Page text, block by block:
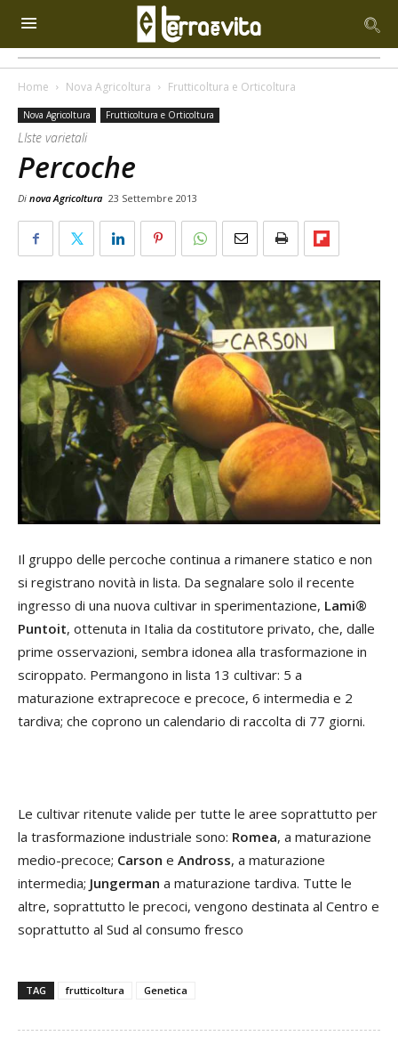
Home Nova Agricoltura Frutticoltura e Orticoltura
Nova Agricoltura Frutticoltura e Orticoltura
LIste varietali
Percoche
Di nova Agricoltura 23 Settembre 2013
Il gruppo delle percoche continua a rimanere statico e non
si registrano novità in lista. Da segnalare solo il recente
ingresso di una nuova cultivar in sperimentazione, Lami®
Puntoit, ottenuta in Italia da costitutore privato, che, dalle
prime osservazioni, sembra idonea alla trasformazione in
sciroppato. Permangono in lista 13 cultivar: 5 a
maturazione extraprecoce e precoce, 6 intermedia e 2
tardiva; che coprono un calendario di raccolta di 77 giorni.
Le cultivar ritenute valide per tutte le aree soprattutto per
la trasformazione industriale sono: Romea, a maturazione
medio-precoce; Carson e Andross, a maturazione
intermedia; Jungerman a maturazione tardiva. Tutte le
altre, soprattutto le precoci, vengono destinata al Centro e
soprattutto al Sud al consumo fresco
TAG frutticoltura Genetica